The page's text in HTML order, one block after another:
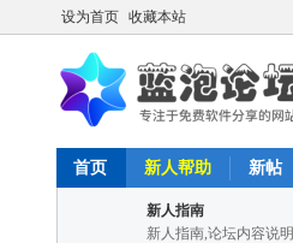
设为首页 收藏本站
首页 新人帮助 新帖
新人指南
新人指南,论坛内容说明